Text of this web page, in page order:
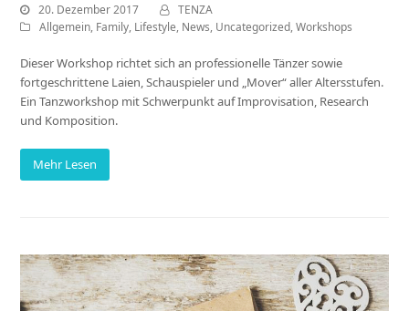
20. Dezember 2017
TENZA
Allgemein, Family, Lifestyle, News, Uncategorized,Workshops
Dieser Workshop richtet sich an professionelle Tänzer sowie
fortgeschrittene Laien, Schauspieler und „Mover“ aller Altersstufen.
Ein Tanzworkshop mit Schwerpunkt auf Improvisation, Research
und Komposition.
Mehr Lesen